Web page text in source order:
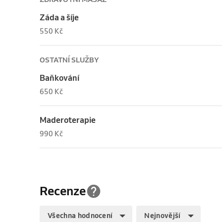
Záda a šíje
550 Kč
OSTATNÍ SLUŽBY
Baňkování
650 Kč
Maderoterapie
990 Kč
Recenze
Všechna hodnocení Nejnovější